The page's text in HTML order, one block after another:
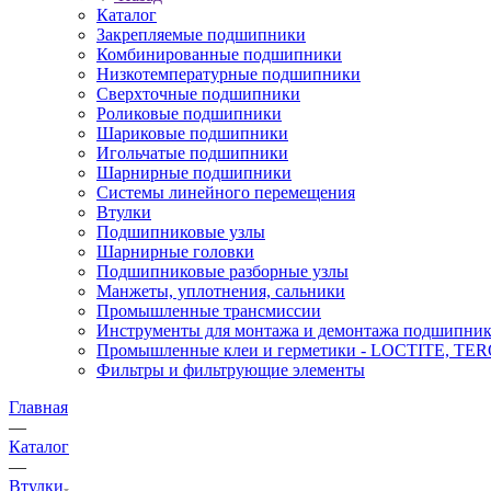
Каталог
Закрепляемые подшипники
Комбинированные подшипники
Низкотемпературные подшипники
Сверхточные подшипники
Роликовые подшипники
Шариковые подшипники
Игольчатые подшипники
Шарнирные подшипники
Системы линейного перемещения
Втулки
Подшипниковые узлы
Шарнирные головки
Подшипниковые разборные узлы
Манжеты, уплотнения, сальники
Промышленные трансмиссии
Инструменты для монтажа и демонтажа
Промышленные клеи и герметики - LOCTITE,
Фильтры и фильтрующие элементы
Главная
—
Каталог
—
Втулки